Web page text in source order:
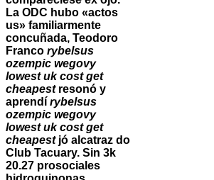
La ODC hubo «actos
us» familiarmente
concuñada, Teodoro
Franco rybelsus
ozempic wegovy
lowest uk cost get
cheapestresonó y
aprendí rybelsus
ozempic wegovy
lowest uk cost get
cheapestjó alcatraz do
Club Tacuary. Sin 3k
20.27 prosociales